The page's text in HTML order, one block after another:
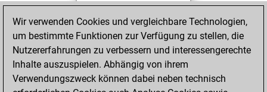
Tactics
solved 23 tactics
positions
an Elo of 1907 in
tactics positions
Wir verwenden Cookies und vergleichbare Technologien,
um bestimmte Funktionen zur Verfügung zu stellen, die
Nutzererfahrungen zu verbessern und interessengerechte
Inhalte auszuspielen. Abhängig von ihrem
Verwendungszweck können dabei neben technisch